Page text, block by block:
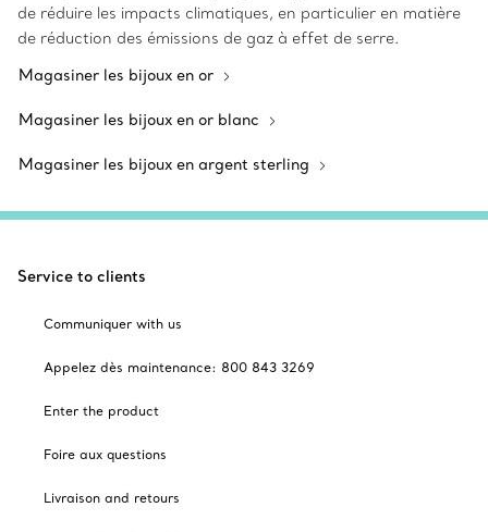
de réduire les impacts climatiques, en particulier en matière
de réduction des émissions de gaz à effet de serre.
Magasiner les bijoux en or
Magasiner les bijoux en or blanc
Magasiner les bijoux en argent sterling
Service to clients
Communiquer with us
Appelez dès maintenance: 800 843 3269
Enter the product
Foire aux questions
Livraison and retours